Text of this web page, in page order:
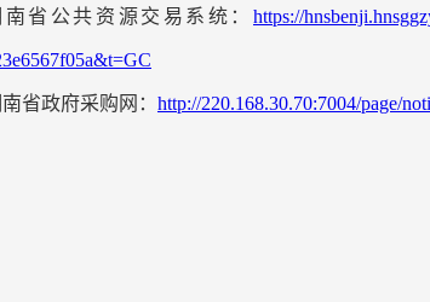
南省公共资源交易系统： https://
省政府采购网： http://220.168.30.70:7004/page/